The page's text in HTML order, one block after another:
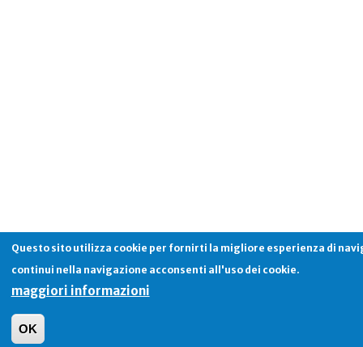
Questo sito utilizza cookie per fornirti la migliore esperienza di
continui nella navigazione acconsenti all'uso dei cookie.
maggiori informazioni
OK